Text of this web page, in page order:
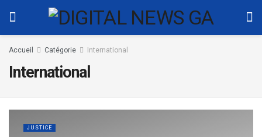
Accueil Catégorie International
International
JUSTICE